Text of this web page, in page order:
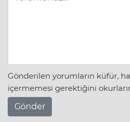
Gönderilen yorumların küfür,
içermemesi gerektiğini
Gönder